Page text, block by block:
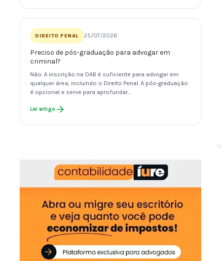
DIREITO PENAL 25/07/2026
Preciso de pós-graduação para advogar em
criminal?
Não. A inscrição na OAB é suficiente para advogar em
qualquer área, incluindo o Direito Penal. A pós-graduação
é opcional e serve para aprofundar…
Ler artigo